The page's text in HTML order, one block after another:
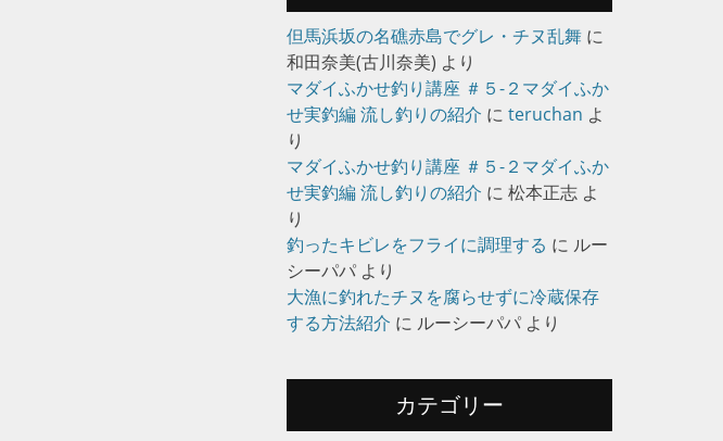
但馬浜坂の名礁赤島でグレ・チヌ乱舞 に
和田奈美(古川奈美) より
マダイふかせ釣り講座 ＃５-２マダイふか
せ実釣編 流し釣りの紹介 に teruchan よ
り
マダイふかせ釣り講座 ＃５-２マダイふか
せ実釣編 流し釣りの紹介 に 松本正志 よ
り
釣ったキビレをフライに調理する に ルー
シーパパ より
大漁に釣れたチヌを腐らせずに冷蔵保存
する方法紹介 に ルーシーパパ より
カテゴリー